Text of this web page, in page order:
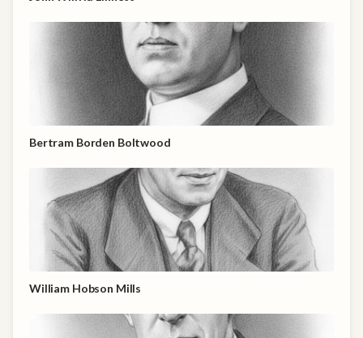
Bertram Borden Boltwood
William Hobson Mills